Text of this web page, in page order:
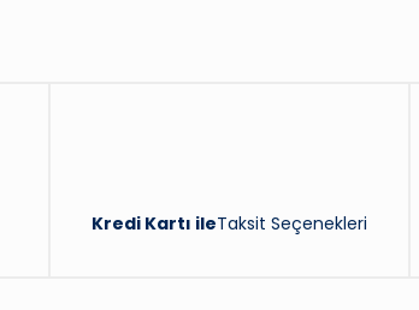
Kredi Kartı ileTaksit Seçenekleri